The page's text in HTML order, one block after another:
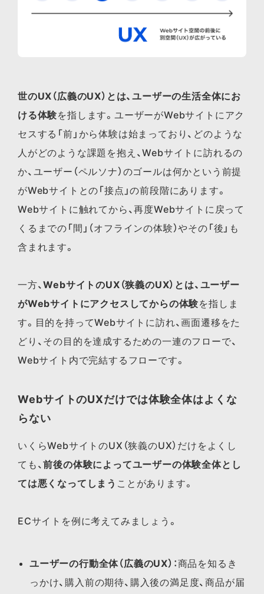
世のUX（広義のUX）とは、ユーザーの生活全体にお
ける体験を指します。ユーザーがWebサイトにアク
セスする「前」から体験は始まっており、どのような
人がどのような課題を抱え、Webサイトに訪れるの
か、ユーザー（ペルソナ）のゴールは何かという前提
がWebサイトとの「接点」の前段階にあります。
Webサイトに触れてから、再度Webサイトに戻って
くるまでの「間」（オフラインの体験）やその「後」も
含まれます。
一方、WebサイトのUX（狭義のUX）とは、ユーザー
がWebサイトにアクセスしてからの体験を指しま
す。目的を持ってWebサイトに訪れ、画面遷移をた
どり、その目的を達成するための一連のフローで、
Webサイト内で完結するフローです。
WebサイトのUXだけでは体験全体はよくな
らない
いくらWebサイトのUX（狭義のUX）だけをよくし
ても、前後の体験によってユーザーの体験全体とし
ては悪くなってしまう ことがあります。
ECサイトを例に考えてみましょう。
ユーザーの行動全体（広義のUX） ：商品を知るき
っかけ、購入前の期待、購入後の満足度、商品が届